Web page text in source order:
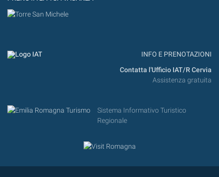
INFO E PRENOTAZIONI
Contatta l'Ufficio IAT/R Cervia
Assistenza gratuita
Sistema Informativo Turistico
Regionale